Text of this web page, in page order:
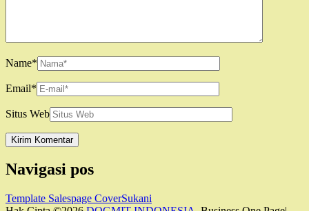
Name*
Email*
Situs Web
Navigasi pos
Template Salespage CoverSukani